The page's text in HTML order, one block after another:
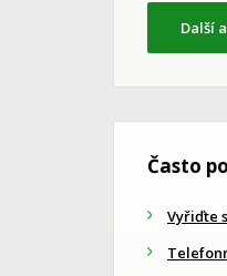
Další
Často
Vyřiďte